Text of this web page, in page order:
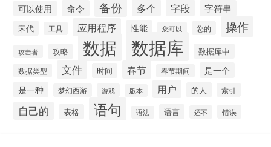
可以使用 命令 备份 多个 字段 字符串
宋代 工具 应用程序 性能 您可以 您的 操作
攻击者 攻略 数据 数据库 数据库中
数据类型 文件 时间 春节 春节期间
是一个
是一种
梦幻西游 游戏 版本 用户 的人 索引
自己的 表格 语句 语法 语言 还不 错误